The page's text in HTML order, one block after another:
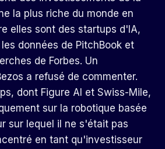
la plus riche du monde en
elles sont des startups d'IA,
données de PitchBook et
de Forbes. Un
a refusé de commenter.
dont Figure AI et Swiss-Mile,
sur la robotique basée
sur lequel il ne s'était pas
en tant qu'investisseur